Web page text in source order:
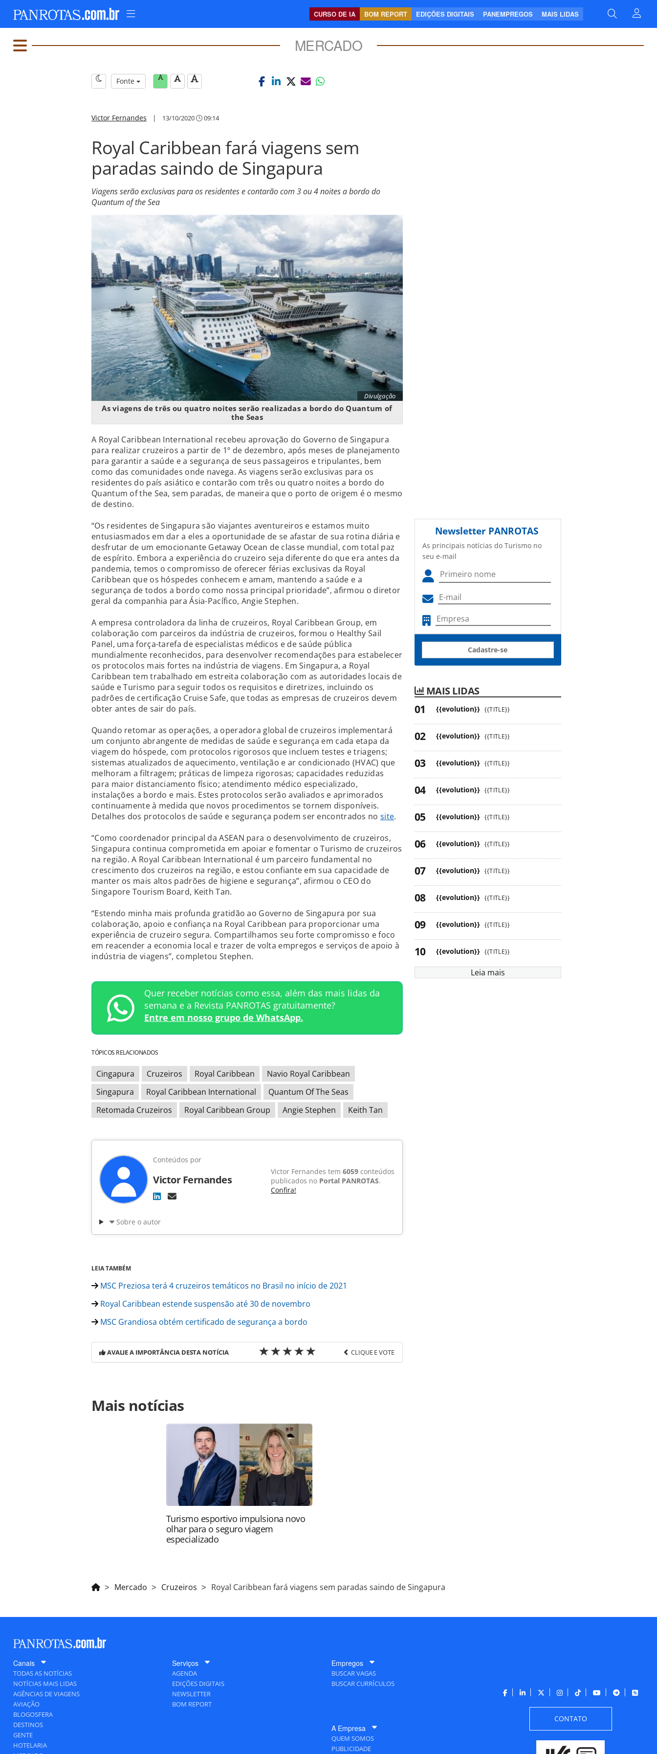
CURSO DE IA BOM REPORT EDIÇÕES DIGITAIS PANEMPREGOS MAIS LIDAS
MERCADO
Fonte
Victor Fernandes | 13/10/2020 09:14
Royal Caribbean fará viagens sem
paradas saindo de Singapura
Viagens serão exclusivas para os residentes e contarão com 3 ou 4 noites a bordo do
Quantum of the Sea
Divulgação
As viagens de três ou quatro noites serão realizadas a bordo do Quantum of
the Seas
A Royal Caribbean International recebeu aprovação do Governo de Singapura
para realizar cruzeiros a partir de 1º de dezembro, após meses de planejamento
para garantir a saúde e a segurança de seus passageiros e tripulantes, bem
como das comunidades onde navega. As viagens serão exclusivas para os
residentes do país asiático e contarão com três ou quatro noites a bordo do
Quantum of the Sea, sem paradas, de maneira que o porto de origem é o mesmo
de destino.
“Os residentes de Singapura são viajantes aventureiros e estamos muito
entusiasmados em dar a eles a oportunidade de se afastar de sua rotina diária e
desfrutar de um emocionante Getaway Ocean de classe mundial, com total paz
de espírito. Embora a experiência do cruzeiro seja diferente do que era antes da
pandemia, temos o compromisso de oferecer férias exclusivas da Royal
Caribbean que os hóspedes conhecem e amam, mantendo a saúde e a
segurança de todos a bordo como nossa principal prioridade”, afirmou o diretor
geral da companhia para Ásia-Pacífico, Angie Stephen.
A empresa controladora da linha de cruzeiros, Royal Caribbean Group, em
colaboração com parceiros da indústria de cruzeiros, formou o Healthy Sail
Panel, uma força-tarefa de especialistas médicos e de saúde pública
mundialmente reconhecidos, para desenvolver recomendações para estabelecer
os protocolos mais fortes na indústria de viagens. Em Singapura, a Royal
Caribbean tem trabalhado em estreita colaboração com as autoridades locais de
saúde e Turismo para seguir todos os requisitos e diretrizes, incluindo os
padrões de certificação Cruise Safe, que todas as empresas de cruzeiros devem
obter antes de sair do país.
Quando retomar as operações, a operadora global de cruzeiros implementará
um conjunto abrangente de medidas de saúde e segurança em cada etapa da
viagem do hóspede, com protocolos rigorosos que incluem testes e triagens;
sistemas atualizados de aquecimento, ventilação e ar condicionado (HVAC) que
melhoram a filtragem; práticas de limpeza rigorosas; capacidades reduzidas
para maior distanciamento físico; atendimento médico especializado,
instalações a bordo e mais. Estes protocolos serão avaliados e aprimorados
continuamente à medida que novos procedimentos se tornem disponíveis.
Detalhes dos protocolos de saúde e segurança podem ser encontrados no site.
“Como coordenador principal da ASEAN para o desenvolvimento de cruzeiros,
Singapura continua comprometida em apoiar e fomentar o Turismo de cruzeiros
na região. A Royal Caribbean International é um parceiro fundamental no
crescimento dos cruzeiros na região, e estou confiante em sua capacidade de
manter os mais altos padrões de higiene e segurança”, afirmou o CEO do
Singapore Tourism Board, Keith Tan.
“Estendo minha mais profunda gratidão ao Governo de Singapura por sua
colaboração, apoio e confiança na Royal Caribbean para proporcionar uma
experiência de cruzeiro segura. Compartilhamos seu forte compromisso e foco
em reacender a economia local e trazer de volta empregos e serviços de apoio à
indústria de viagens”, completou Stephen.
Quer receber notícias como essa, além das mais lidas da
semana e a Revista PANROTAS gratuitamente?
Entre em nosso grupo de WhatsApp.
TÓPICOS RELACIONADOS
Cingapura Cruzeiros Royal Caribbean
Navio Royal Caribbean
Singapura
Royal Caribbean International
Quantum Of The Seas
Retomada Cruzeiros
Royal Caribbean Group Angie Stephen Keith Tan
Conteúdos por
Victor Fernandes
Victor Fernandes tem 6059 conteúdos
publicados no Portal PANROTAS.
Confira!
Sobre o autor
LEIA TAMBÉM
MSC Preziosa terá 4 cruzeiros temáticos no Brasil no início de 2021
Royal Caribbean estende suspensão até 30 de novembro
MSC Grandiosa obtém certificado de segurança a bordo
AVALIE A IMPORTÂNCIA DESTA NOTÍCIA CLIQUE E VOTE
https://www.panrotas.com.br/mercado/cruzeiros/2020/10/royal-caribbean-fara-
viagens-sem-paradas-saindo-de-singapura_177250.html ou as ferramentas oferecidas
na página. Todo o conteúdo produzido pela PANROTAS Editora é protegido pela
legislação brasileira sobre direito autoral. Não reproduza o conteúdo sem autorização
da PANROTAS Editora (copyright@panrotas.com.br).
Mais notícias
Turismo esportivo impulsiona novo
olhar para o seguro viagem
especializado
Newsletter PANROTAS
As principais notícias do Turismo no
seu e-mail
Cadastre-se
MAIS LIDAS
{{evolution}} {{TITLE}}
{{evolution}} {{TITLE}}
{{evolution}} {{TITLE}}
{{evolution}} {{TITLE}}
{{evolution}} {{TITLE}}
{{evolution}} {{TITLE}}
{{evolution}} {{TITLE}}
{{evolution}} {{TITLE}}
{{evolution}} {{TITLE}}
{{evolution}} {{TITLE}}
Leia mais
Mercado Cruzeiros Royal Caribbean fará viagens sem paradas saindo de Singapura
Canais
TODAS AS NOTÍCIAS
NOTÍCIAS MAIS LIDAS
AGÊNCIAS DE VIAGENS
AVIAÇÃO
BLOGOSFERA
DESTINOS
GENTE
HOTELARIA
Serviços
AGENDA
EDIÇÕES DIGITAIS
NEWSLETTER
BOM REPORT
Empregos
BUSCAR VAGAS
BUSCAR CURRÍCULOS
A Empresa
QUEM SOMOS
PUBLICIDADE
CONTATO